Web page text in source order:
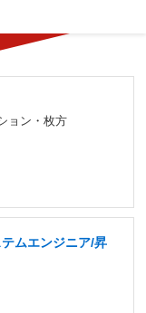
ョン・枚方
ムエンジニア/昇